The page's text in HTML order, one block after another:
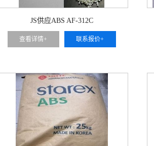
JS供应ABS AF-312C
查看详情+ 联系报价+